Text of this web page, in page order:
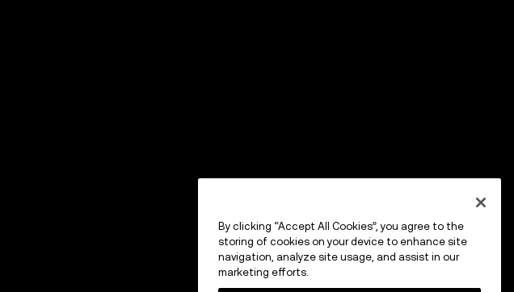
By clicking “Accept All Cookies”, you agree to the
storing of cookies on your device to enhance site
navigation, analyze site usage, and assist in our
marketing efforts.